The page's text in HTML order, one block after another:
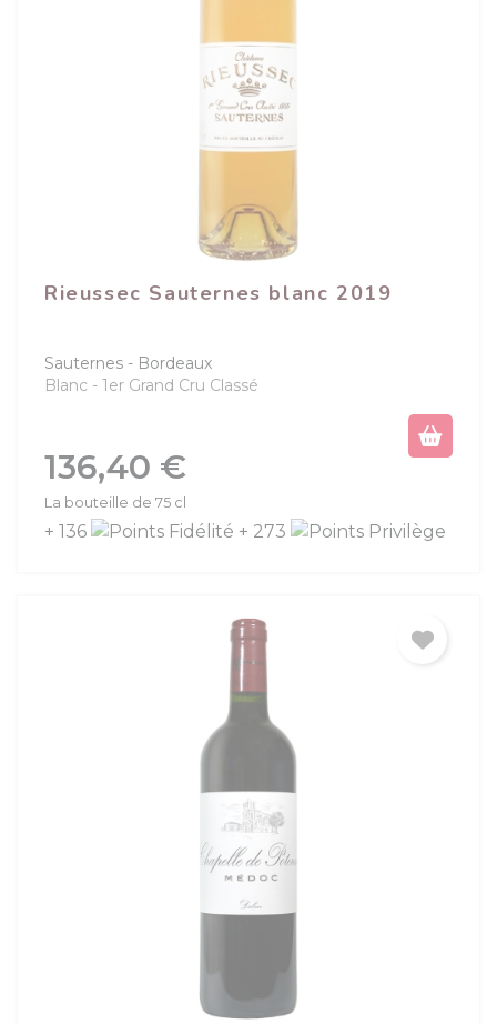
Rieussec Sauternes blanc 2019
Sauternes
Bordeaux
Blanc
1er Grand Cru Classé
Prix
136,40 €
La bouteille de 75 cl
+ 136 + 273